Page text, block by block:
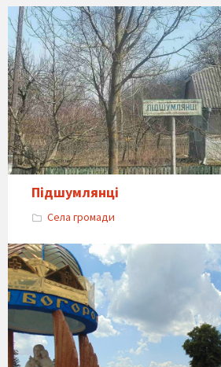
Підшумлянці
Села громади